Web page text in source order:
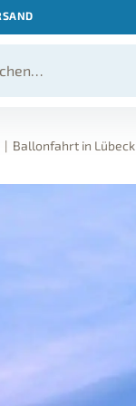
| Ballonfahrt in Lübeck